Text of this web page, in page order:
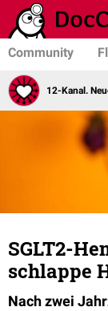
Community
12-Kanal.
SGLT2-
schlappe
Nach zwei